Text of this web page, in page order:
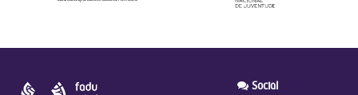
Social